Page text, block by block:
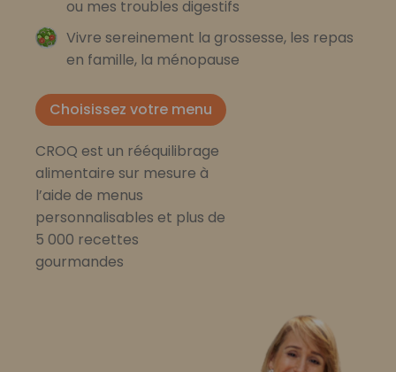
ou mes troubles digestifs
Vivre sereinement la grossesse, les repas
en famille, la ménopause
Choisissez votre menu
CROQ est un rééquilibrage
alimentaire sur mesure à
l’aide de menus
personnalisables et plus de
5 000 recettes
gourmandes